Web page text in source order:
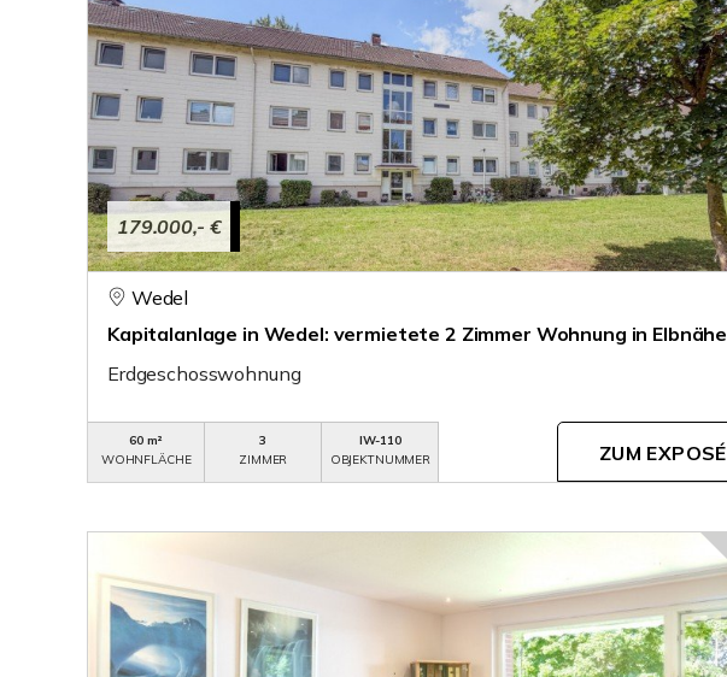
179.000,- €
Wedel
Kapitalanlage in Wedel: vermietete 2 Zimmer Wohnung in Elbnähe
Erdgeschosswohnung
60 m²
WOHNFLÄCHE
3
ZIMMER
IW-110
OBJEKTNUMMER
ZUM EXPOSÉ